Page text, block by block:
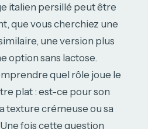
italien persillé peut être
que vous cherchiez une
une version plus
option sans lactose.
quel rôle joue le
plat : est-ce pour son
texture crémeuse ou sa
fois cette question